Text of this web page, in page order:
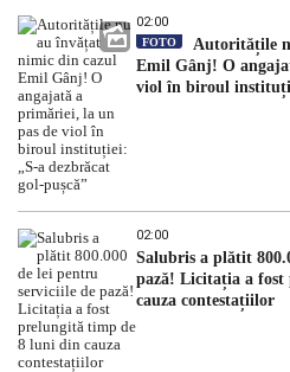
02:00
FOTO
Autoritățile
Emil Gânj! O
viol în biroul
02:00
Salubris a plătit
pază! Licitația a
cauza contestațiilor